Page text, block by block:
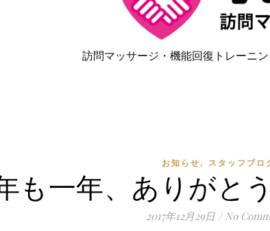
訪問マッサージ・機能回復トレーニ
お知らせ, スタッフブロ
も一年、ありがと
2017年12月29日 / No